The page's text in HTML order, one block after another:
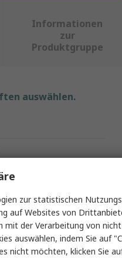
Informationen
zur
Produktgruppe
auswählen.
zur statistischen
auf Websites von
mit der Verarbeitung von
auswählen, indem Sie auf
nicht möchten, klicken Sie